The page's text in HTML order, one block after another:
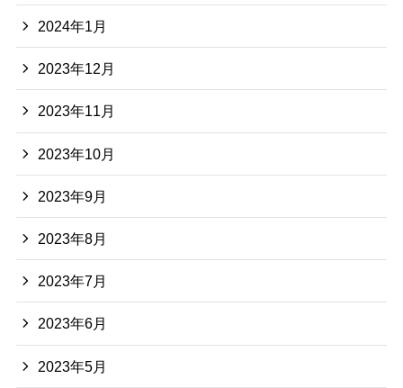
2024年1月
2023年12月
2023年11月
2023年10月
2023年9月
2023年8月
2023年7月
2023年6月
2023年5月